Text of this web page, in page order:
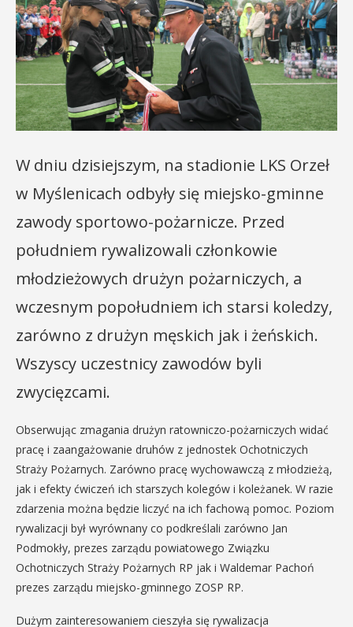
W dniu dzisiejszym, na stadionie LKS Orzeł
w Myślenicach odbyły się miejsko-gminne
zawody sportowo-pożarnicze. Przed
południem rywalizowali członkowie
młodzieżowych drużyn pożarniczych, a
wczesnym popołudniem ich starsi koledzy,
zarówno z drużyn męskich jak i żeńskich.
Wszyscy uczestnicy zawodów byli
zwycięzcami.
Obserwując zmagania drużyn ratowniczo-pożarniczych widać
pracę i zaangażowanie druhów z jednostek Ochotniczych
Straży Pożarnych. Zarówno pracę wychowawczą z młodzieżą,
jak i efekty ćwiczeń ich starszych kolegów i koleżanek. W razie
zdarzenia można będzie liczyć na ich fachową pomoc. Poziom
rywalizacji był wyrównany co podkreślali zarówno Jan
Podmokły, prezes zarządu powiatowego Związku
Ochotniczych Straży Pożarnych RP jak i Waldemar Pachoń
prezes zarządu miejsko-gminnego ZOSP RP.
Dużym zainteresowaniem cieszyła się rywalizacja